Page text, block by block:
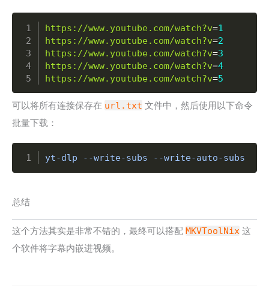
https://www.youtube.com/watch?v=1
https://www.youtube.com/watch?v=2
https://www.youtube.com/watch?v=3
https://www.youtube.com/watch?v=4
https://www.youtube.com/watch?v=5
可以将所有连接保存在 url.txt 文件中，然后使用以下命令
批量下载：
yt-dlp --write-subs --write-auto-subs --
Copy
总结
这个方法其实是非常不错的，最终可以搭配 MKVToolNix 这
个软件将字幕内嵌进视频。